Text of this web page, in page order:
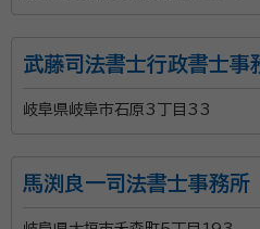
武藤司法書士行政書士事
岐阜県岐阜市石原3丁目33
馬渕良一司法書士事務所